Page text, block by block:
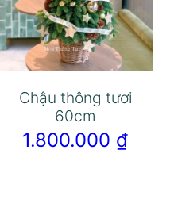
Chậu thông tươi
60cm
1.800.000 ₫